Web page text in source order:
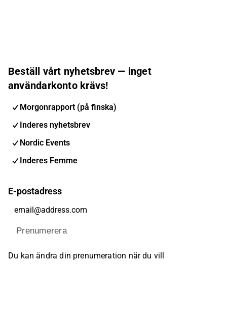
Beställ vårt nyhetsbrev — inget
användarkonto krävs!
Morgonrapport (på finska)
Inderes nyhetsbrev
Nordic Events
Inderes Femme
E-postadress
Prenumerera
Du kan ändra din prenumeration när du vill